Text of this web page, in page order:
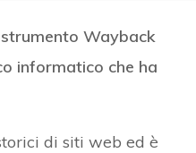
Wayback
informatico che ha
di siti web ed è
D
Data Breach
ultime news in tempo reale e